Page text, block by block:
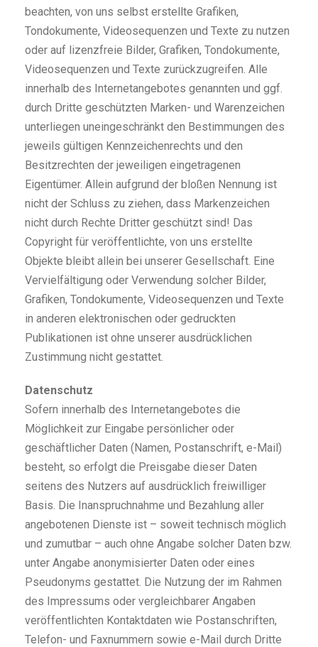
beachten, von uns selbst erstellte Grafiken,
Tondokumente, Videosequenzen und Texte zu nutzen
oder auf lizenzfreie Bilder, Grafiken, Tondokumente,
Videosequenzen und Texte zurückzugreifen. Alle
innerhalb des Internetangebotes genannten und ggf.
durch Dritte geschützten Marken- und Warenzeichen
unterliegen uneingeschränkt den Bestimmungen des
jeweils gültigen Kennzeichenrechts und den
Besitzrechten der jeweiligen eingetragenen
Eigentümer. Allein aufgrund der bloßen Nennung ist
nicht der Schluss zu ziehen, dass Markenzeichen
nicht durch Rechte Dritter geschützt sind! Das
Copyright für veröffentlichte, von uns erstellte
Objekte bleibt allein bei unserer Gesellschaft. Eine
Vervielfältigung oder Verwendung solcher Bilder,
Grafiken, Tondokumente, Videosequenzen und Texte
in anderen elektronischen oder gedruckten
Publikationen ist ohne unserer ausdrücklichen
Zustimmung nicht gestattet.
Datenschutz
Sofern innerhalb des Internetangebotes die
Möglichkeit zur Eingabe persönlicher oder
geschäftlicher Daten (Namen, Postanschrift, e-Mail)
besteht, so erfolgt die Preisgabe dieser Daten
seitens des Nutzers auf ausdrücklich freiwilliger
Basis. Die Inanspruchnahme und Bezahlung aller
angebotenen Dienste ist – soweit technisch möglich
und zumutbar – auch ohne Angabe solcher Daten bzw.
unter Angabe anonymisierter Daten oder eines
Pseudonyms gestattet. Die Nutzung der im Rahmen
des Impressums oder vergleichbarer Angaben
veröffentlichten Kontaktdaten wie Postanschriften,
Telefon- und Faxnummern sowie e-Mail durch Dritte